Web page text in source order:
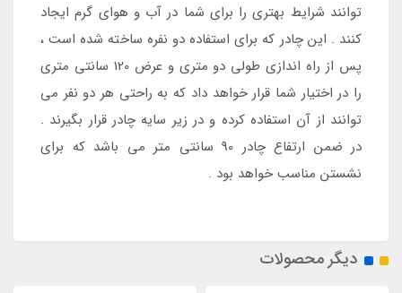
توانند شرایط بهتری را برای شما در آب و هوای گرم ایجاد
کنند . این چادر که برای استفاده دو نفره ساخته شده است ،
پس از راه اندازی طولی دو متری و عرض 120 سانتی متری
را در اختیار شما قرار خواهد داد که به راحتی هر دو نفر می
توانند از آن استفاده کرده و در زیر سایه چادر قرار بگیرند .
در ضمن ارتفاع چادر 90 سانتی متر می باشد که برای
نشستن مناسب خواهد بود .
دیگر محصولات